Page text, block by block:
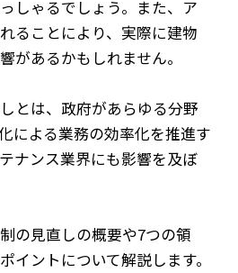
しゃるでしょう。また、ア
ることにより、実際に建物
があるかもしれません。
とは、政府があらゆる分野
による業務の効率化を推進す
ナンス業界にも影響を及ぼ
の見直しの概要や7つの領
イントについて解説します。